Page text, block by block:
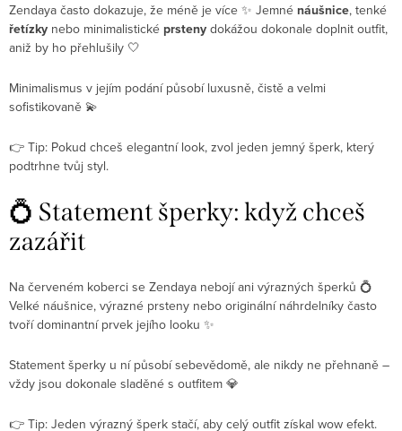
Zendaya často dokazuje, že méně je více ✨ Jemné náušnice, tenké
řetízky nebo minimalistické prsteny dokážou dokonale doplnit outfit,
aniž by ho přehlušily 🤍
Minimalismus v jejím podání působí luxusně, čistě a velmi
sofistikovaně 💫
👉 Tip: Pokud chceš elegantní look, zvol jeden jemný šperk, který
podtrhne tvůj styl.
💍 Statement šperky: když chceš
zazářit
Na červeném koberci se Zendaya nebojí ani výrazných šperků 💍
Velké náušnice, výrazné prsteny nebo originální náhrdelníky často
tvoří dominantní prvek jejího looku ✨
Statement šperky u ní působí sebevědomě, ale nikdy ne přehnaně –
vždy jsou dokonale sladěné s outfitem 💎
👉 Tip: Jeden výrazný šperk stačí, aby celý outfit získal wow efekt.